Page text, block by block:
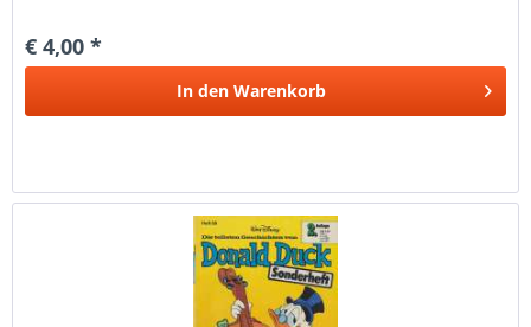
€ 4,00 *
In den Warenkorb